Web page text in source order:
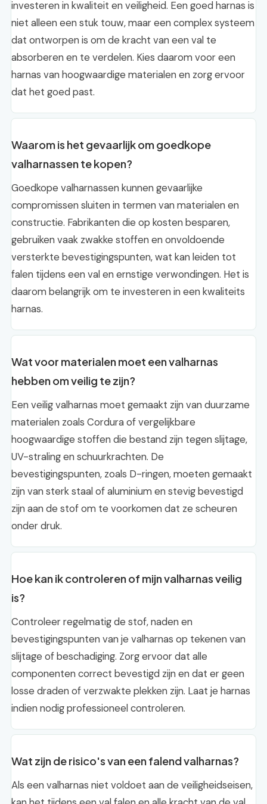
investeren in kwaliteit en veiligheid. Een goed harnas is
niet alleen een stuk touw, maar een complex systeem
dat ontworpen is om de kracht van een val te
absorberen en te verdelen. Kies daarom voor een
harnas van hoogwaardige materialen en zorg ervoor
dat het goed past.
Waarom is het gevaarlijk om goedkope
valharnassen te kopen?
Goedkope valharnassen kunnen gevaarlijke
compromissen sluiten in termen van materialen en
constructie. Fabrikanten die op kosten besparen,
gebruiken vaak zwakke stoffen en onvoldoende
versterkte bevestigingspunten, wat kan leiden tot
falen tijdens een val en ernstige verwondingen. Het is
daarom belangrijk om te investeren in een kwaliteits
harnas.
Wat voor materialen moet een valharnas
hebben om veilig te zijn?
Een veilig valharnas moet gemaakt zijn van duurzame
materialen zoals Cordura of vergelijkbare
hoogwaardige stoffen die bestand zijn tegen slijtage,
UV-straling en schuurkrachten. De
bevestigingspunten, zoals D-ringen, moeten gemaakt
zijn van sterk staal of aluminium en stevig bevestigd
zijn aan de stof om te voorkomen dat ze scheuren
onder druk.
Hoe kan ik controleren of mijn valharnas veilig
is?
Controleer regelmatig de stof, naden en
bevestigingspunten van je valharnas op tekenen van
slijtage of beschadiging. Zorg ervoor dat alle
componenten correct bevestigd zijn en dat er geen
losse draden of verzwakte plekken zijn. Laat je harnas
indien nodig professioneel controleren.
Wat zijn de risico's van een falend valharnas?
Als een valharnas niet voldoet aan de veiligheidseisen,